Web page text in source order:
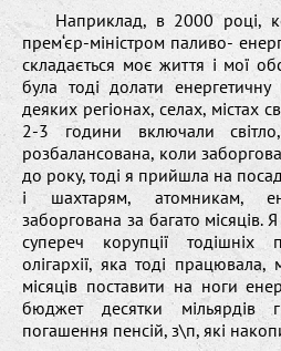
Наприклад, в 2000 році,
прем‘єр-міністром паливо-
складається моє життя і мої
була тоді долати
деяких регіонах, селах, містах
2-3 години включали
розбалансована, коли
до року, тоді я прийшла на
і шахтарям, атомникам,
заборгована за багато місяців.
супереч корупції тодішніх
олігархії, яка тоді працювала,
місяців поставити на ноги
бюджет десятки мільярдів
погашення пенсій, з\п, які